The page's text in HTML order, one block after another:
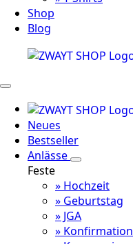
Shop
Blog
Neues
Bestseller
Anlässe
Feste
» Hochzeit
» Geburtstag
» JGA
» Konfirmation